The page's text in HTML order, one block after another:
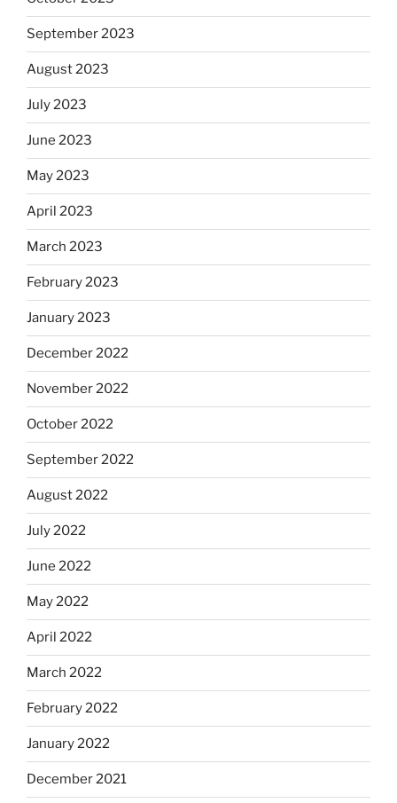
September 2023
August 2023
July 2023
June 2023
May 2023
April 2023
March 2023
February 2023
January 2023
December 2022
November 2022
October 2022
September 2022
August 2022
July 2022
June 2022
May 2022
April 2022
March 2022
February 2022
January 2022
December 2021